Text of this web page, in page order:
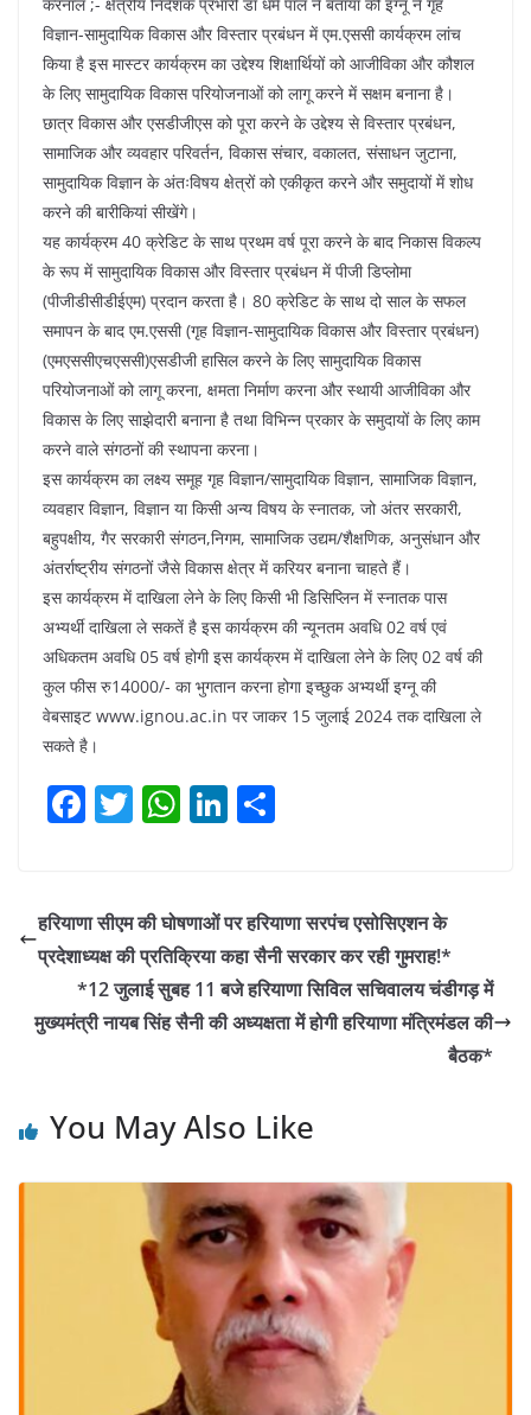
विज्ञान-सामुदायिक विकास और विस्तार प्रबंधन में एम.एससी कार्यक्रम लांच
किया है इस मास्टर कार्यक्रम का उद्देश्य शिक्षार्थियों को आजीविका और कौशल
के लिए सामुदायिक विकास परियोजनाओं को लागू करने में सक्षम बनाना है।
छात्र विकास और एसडीजीएस को पूरा करने के उद्देश्य से विस्तार प्रबंधन,
सामाजिक और व्यवहार परिवर्तन, विकास संचार, वकालत, संसाधन जुटाना,
सामुदायिक विज्ञान के अंतःविषय क्षेत्रों को एकीकृत करने और समुदायों में शोध
करने की बारीकियां सीखेंगे।
यह कार्यक्रम 40 क्रेडिट के साथ प्रथम वर्ष पूरा करने के बाद निकास विकल्प
के रूप में सामुदायिक विकास और विस्तार प्रबंधन में पीजी डिप्लोमा
(पीजीडीसीडीईएम) प्रदान करता है। 80 क्रेडिट के साथ दो साल के सफल
समापन के बाद एम.एससी (गृह विज्ञान-सामुदायिक विकास और विस्तार प्रबंधन)
(एमएससीएचएससी)एसडीजी हासिल करने के लिए सामुदायिक विकास
परियोजनाओं को लागू करना, क्षमता निर्माण करना और स्थायी आजीविका और
विकास के लिए साझेदारी बनाना है तथा विभिन्न प्रकार के समुदायों के लिए काम
करने वाले संगठनों की स्थापना करना।
इस कार्यक्रम का लक्ष्य समूह गृह विज्ञान/सामुदायिक विज्ञान, सामाजिक विज्ञान,
व्यवहार विज्ञान, विज्ञान या किसी अन्य विषय के स्नातक, जो अंतर सरकारी,
बहुपक्षीय, गैर सरकारी संगठन,निगम, सामाजिक उद्यम/शैक्षणिक, अनुसंधान और
अंतर्राष्ट्रीय संगठनों जैसे विकास क्षेत्र में करियर बनाना चाहते हैं।
इस कार्यक्रम में दाखिला लेने के लिए किसी भी डिसिप्लिन में स्नातक पास
अभ्यर्थी दाखिला ले सकतें है इस कार्यक्रम की न्यूनतम अवधि 02 वर्ष एवं
अधिकतम अवधि 05 वर्ष होगी इस कार्यक्रम में दाखिला लेने के लिए 02 वर्ष की
कुल फीस रु14000/- का भुगतान करना होगा इच्छुक अभ्यर्थी इग्नू की
वेबसाइट www.ignou.ac.in पर जाकर 15 जुलाई 2024 तक दाखिला ले
सकते है।
F
e
b
o
o
T
er
W
s
A
p
p
Li
e
dI
n
e
हरियाणा सीएम की घोषणाओं पर हरियाणा सरपंच एसोसिएशन के
प्रदेशाध्यक्ष की प्रतिक्रिया कहा सैनी सरकार कर रही गुमराह!*
*12 जुलाई सुबह 11 बजे हरियाणा सिविल सचिवालय चंडीगड़ में
मुख्यमंत्री नायब सिंह सैनी की अध्यक्षता में होगी हरियाणा मंत्रिमंडल की
बैठक*
You May Also Like